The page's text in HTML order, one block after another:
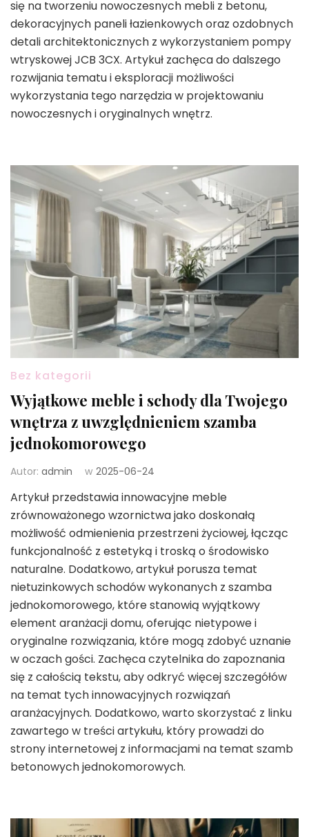
się na tworzeniu nowoczesnych mebli z betonu,
dekoracyjnych paneli łazienkowych oraz ozdobnych
detali architektonicznych z wykorzystaniem pompy
wtryskowej JCB 3CX. Artykuł zachęca do dalszego
rozwijania tematu i eksploracji możliwości
wykorzystania tego narzędzia w projektowaniu
nowoczesnych i oryginalnych wnętrz.
Bez kategorii
Wyjątkowe meble i schody dla Twojego
wnętrza z uwzględnieniem szamba
jednokomorowego
Autor: admin w 2025-06-24
Artykuł przedstawia innowacyjne meble
zrównoważonego wzornictwa jako doskonałą
możliwość odmienienia przestrzeni życiowej, łącząc
funkcjonalność z estetyką i troską o środowisko
naturalne. Dodatkowo, artykuł porusza temat
nietuzinkowych schodów wykonanych z szamba
jednokomorowego, które stanowią wyjątkowy
element aranżacji domu, oferując nietypowe i
oryginalne rozwiązania, które mogą zdobyć uznanie
w oczach gości. Zachęca czytelnika do zapoznania
się z całością tekstu, aby odkryć więcej szczegółów
na temat tych innowacyjnych rozwiązań
aranżacyjnych. Dodatkowo, warto skorzystać z linku
zawartego w treści artykułu, który prowadzi do
strony internetowej z informacjami na temat szamb
betonowych jednokomorowych.